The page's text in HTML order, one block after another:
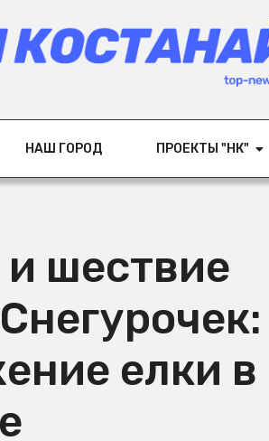
НАШ ГОРОД ПРОЕКТЫ "НК"
шествие
елки в